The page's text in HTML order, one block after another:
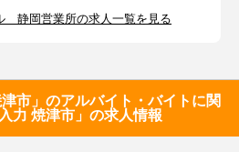
静岡営業所の求人一覧を見る
津市」のアルバイト・バイトに関
力 焼津市」の求人情報